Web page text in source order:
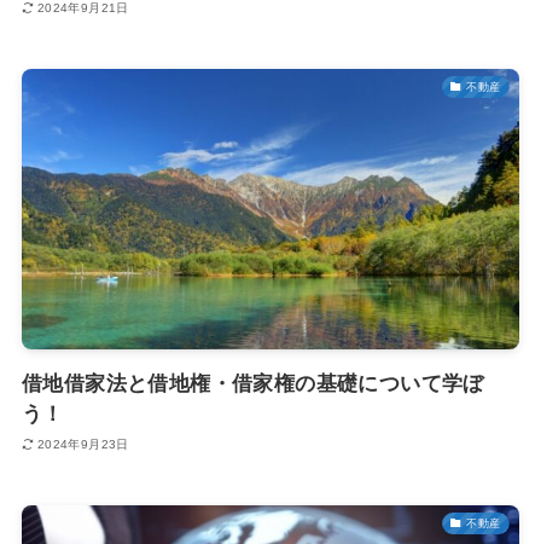
2024年9月21日
不動産
借地借家法と借地権・借家権の基礎について学ぼ
う！
2024年9月23日
不動産